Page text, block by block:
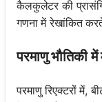
कैलकुलेटर की
गणना में रेखांकित
परमाणु भौतिकी में
परमाणु रिएक्टरों में,